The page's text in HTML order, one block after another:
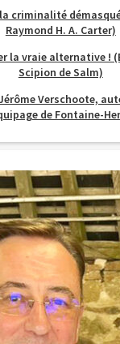
criminalité
Raymond H. A. Carter)
la vraie alternative !
Scipion de Salm)
Verschoote,
de Fontaine-